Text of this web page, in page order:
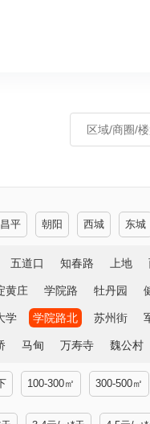
昌平 朝阳 西城 东城
五道口 知春路 上地
黄庄 学院路 牡丹园
学 学院路北 苏州街
马甸 万寿寺 魏公村
100-300㎡ 300-500㎡